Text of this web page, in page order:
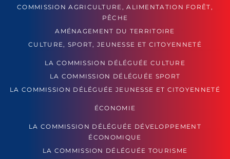
COMMISSION AGRICULTURE, ALIMENTATION FORÊT,
PÊCHE
AMÉNAGEMENT DU TERRITOIRE
CULTURE, SPORT, JEUNESSE ET CITOYENNETÉ
LA COMMISSION DÉLÉGUÉE CULTURE
LA COMMISSION DÉLÉGUÉE SPORT
LA COMMISSION DÉLÉGUÉE JEUNESSE ET CITOYENNETÉ
ÉCONOMIE
LA COMMISSION DÉLÉGUÉE DÉVELOPPEMENT
ÉCONOMIQUE
LA COMMISSION DÉLÉGUÉE TOURISME